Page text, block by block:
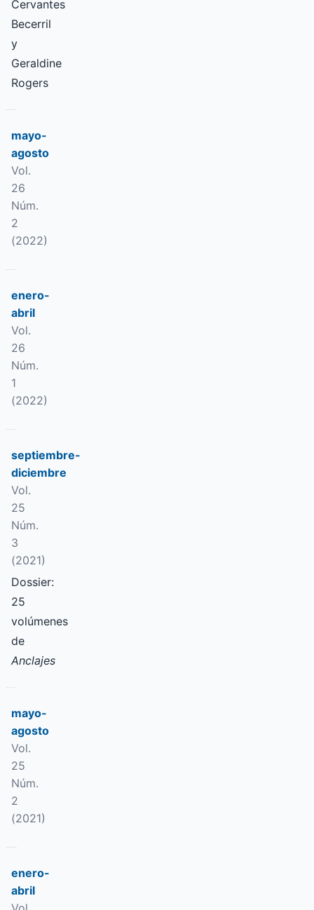
Cervantes
Becerril
y
Geraldine
Rogers
mayo-
agosto
Vol.
26
Núm.
2
(2022)
enero-
abril
Vol.
26
Núm.
1
(2022)
septiembre-
diciembre
Vol.
25
Núm.
3
(2021)
Dossier:
25
volúmenes
de
Anclajes
mayo-
agosto
Vol.
25
Núm.
2
(2021)
enero-
abril